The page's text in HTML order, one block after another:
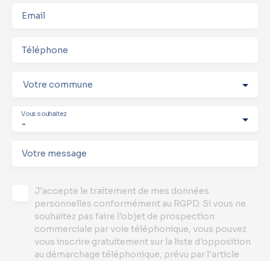
Email
Téléphone
Votre commune
-
Vous souhaitez
Votre message
J'accepte le traitement de mes données
personnelles conformément au RGPD. Si vous ne
souhaitez pas faire l'objet de prospection
commerciale par voie téléphonique, vous pouvez
vous inscrire gratuitement sur la liste d'opposition
au démarchage téléphonique, prévu par l'article